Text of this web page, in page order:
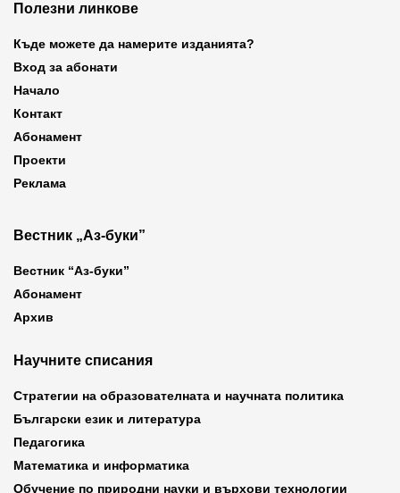
Полезни линкове
Къде можете да намерите изданията?
Вход за абонати
Начало
Контакт
Абонамент
Проекти
Реклама
Вестник „Аз-буки”
Вестник “Аз-буки”
Абонамент
Архив
Научните списания
Стратегии на образователната и научната политика
Български език и литература
Педагогика
Математика и информатика
Обучение по природни науки и върхови технологии